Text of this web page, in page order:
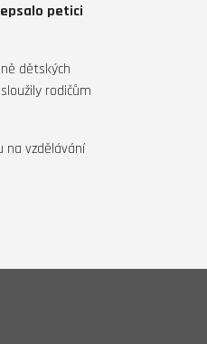
petici
dětských
rodičům
na vzdělávání